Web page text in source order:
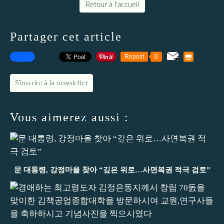
Retour à l'accueil
Partager cet article
Repost 0
S'inscrire à la newsletter
Vous aimerez aussi :
문 대통령, 강정마을 찾아 “깊은 위로…사면복권 적극 검토”